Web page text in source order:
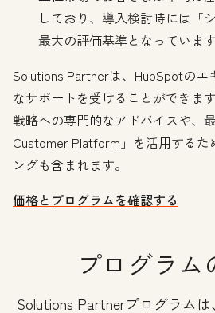
しており、導入検討時には「
最大の評価基準となっています
Solutions Partnerは、HubSpotの
なサポートを受けることができま
戦略への専門的なアドバイスや、
Customer Platform」を活用するた
ングも含まれます。
価格とプログラムを確認する
プログラム
Solutions Partnerプログラム